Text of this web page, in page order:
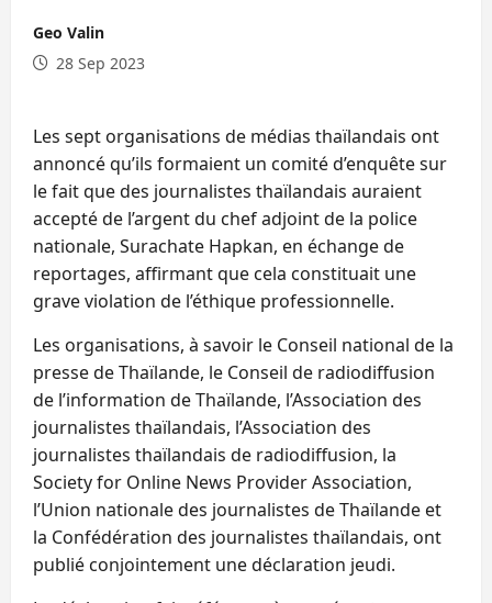
Geo Valin
28 Sep 2023
Les sept organisations de médias thaïlandais ont
annoncé qu’ils formaient un comité d’enquête sur
le fait que des journalistes thaïlandais auraient
accepté de l’argent du chef adjoint de la police
nationale, Surachate Hapkan, en échange de
reportages, affirmant que cela constituait une
grave violation de l’éthique professionnelle.
Les organisations, à savoir le Conseil national de la
presse de Thaïlande, le Conseil de radiodiffusion
de l’information de Thaïlande, l’Association des
journalistes thaïlandais, l’Association des
journalistes thaïlandais de radiodiffusion, la
Society for Online News Provider Association,
l’Union nationale des journalistes de Thaïlande et
la Confédération des journalistes thaïlandais, ont
publié conjointement une déclaration jeudi.